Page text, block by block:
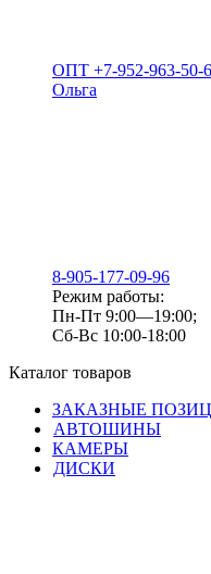
ОПТ +7-952-963-50-
Ольга
8-905-177-09-96
Режим работы:
Пн-Пт 9:00—19:00;
Сб-Вс 10:00-18:00
Каталог товаров
ЗАКАЗНЫЕ
АВТОШИНЫ
КАМЕРЫ
ДИСКИ